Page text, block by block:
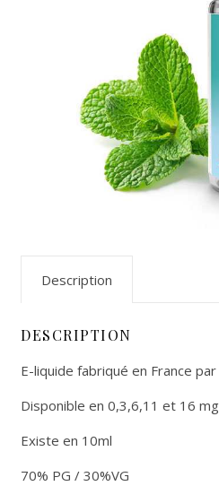
Description
DESCRIPTION
E-liquide fabriqué en France
Disponible en 0,3,6,11 et 16
Existe en 10ml
70% PG / 30%VG